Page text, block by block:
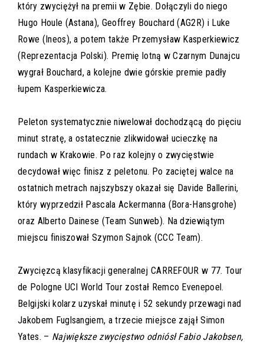
który zwyciężył na premii w Zębie. Dołączyli do niego
Hugo Houle (Astana), Geoffrey Bouchard (AG2R) i Luke
Rowe (Ineos), a potem także Przemysław Kasperkiewicz
(Reprezentacja Polski). Premię lotną w Czarnym Dunajcu
wygrał Bouchard, a kolejne dwie górskie premie padły
łupem Kasperkiewicza.
Peleton systematycznie niwelował dochodzącą do pięciu
minut stratę, a ostatecznie zlikwidował ucieczkę na
rundach w Krakowie. Po raz kolejny o zwycięstwie
decydował więc finisz z peletonu. Po zaciętej walce na
ostatnich metrach najszybszy okazał się Davide Ballerini,
który wyprzedził Pascala Ackermanna (Bora-Hansgrohe)
oraz Alberto Dainese (Team Sunweb). Na dziewiątym
miejscu finiszował Szymon Sajnok (CCC Team).
Zwycięzcą klasyfikacji generalnej CARREFOUR w 77. Tour
de Pologne UCI World Tour został Remco Evenepoel.
Belgijski kolarz uzyskał minutę i 52 sekundy przewagi nad
Jakobem Fuglsangiem, a trzecie miejsce zajął Simon
Yates. – Największe zwycięstwo odniósł Fabio Jakobsen,